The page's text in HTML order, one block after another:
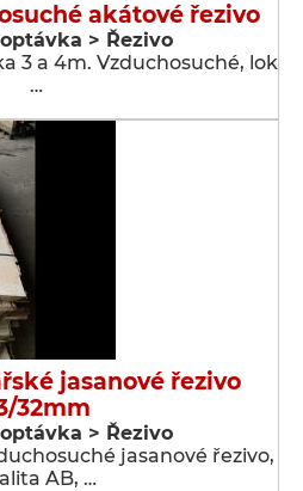
akátové řezivo
> Řezivo
3 a 4m. Vzduchosuché, lok
…
jasanové řezivo
32mm
> Řezivo
jasanové řezivo,
AB, …